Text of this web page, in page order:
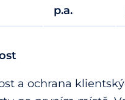
p.a.
a ochrana